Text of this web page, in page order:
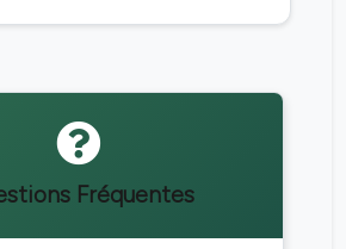
Fréquentes